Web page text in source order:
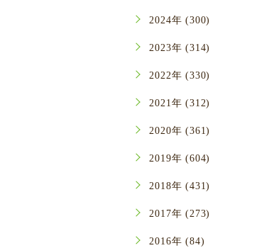
2024年 (300)
2023年 (314)
2022年 (330)
2021年 (312)
2020年 (361)
2019年 (604)
2018年 (431)
2017年 (273)
2016年 (84)